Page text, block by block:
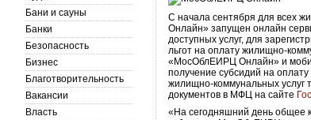
C начала сентября для всех
Онлайн» запущен онлайн
доступных услуг, для
льгот на оплату жилищно-
«МосОблЕИРЦ Онлайн» и
получение субсидий на
жилищно-коммунальных услуг
документов в МФЦ на сайте
«На сегодняшний день общее
Бани и сауны
Банки
Безопасность
Бизнес
Благотворительность
Вакансии
Власть